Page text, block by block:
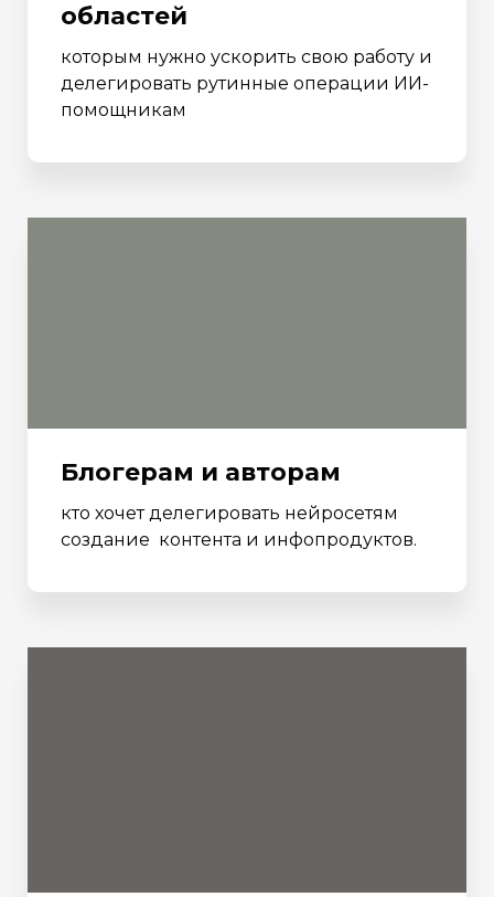
областей
которым нужно ускорить свою работу и
делегировать рутинные операции ИИ-
помощникам
Блогерам и авторам
кто хочет делегировать нейросетям
создание контента и инфопродуктов.